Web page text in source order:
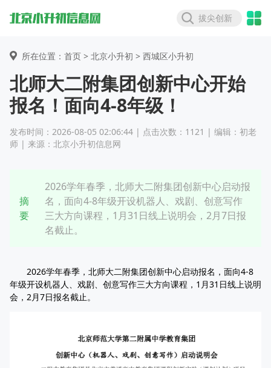
拔尖创新
所在位置：首页 > 北京小升初 > 西城区小升初
北师大二附集团创新中心开始
报名！面向4-8年级！
发布时间：2026-08-05 02:06:44 | 点击次数：1121 | 编辑：初老
师 | 来源：北京小升初信息网
摘
要
2026学年春季，北师大二附集团创新中心启动报
名，面向4-8年级开设机器人、戏剧、创意写作
三大方向课程，1月31日线上说明会，2月7日报
名截止。
2026学年春季，北师大二附集团创新中心启动报名，面向4-8
年级开设机器人、戏剧、创意写作三大方向课程，1月31日线上说明
会，2月7日报名截止。